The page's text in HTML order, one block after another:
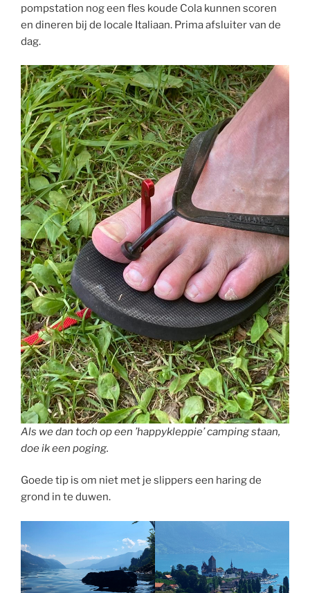
pompstation nog een fles koude Cola kunnen scoren
en dineren bij de locale Italiaan. Prima afsluiter van de
dag.
Als we dan toch op een ’happykleppie’ camping staan,
doe ik een poging.
Goede tip is om niet met je slippers een haring de
grond in te duwen.